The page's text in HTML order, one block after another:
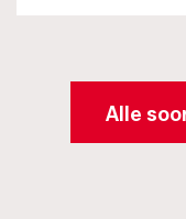
Alle